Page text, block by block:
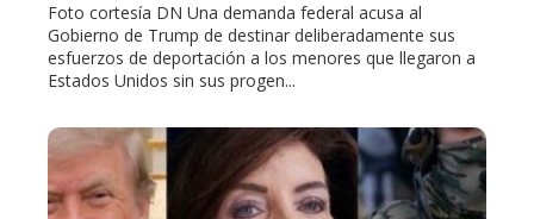
Foto cortesía DN Una demanda federal acusa al
Gobierno de Trump de destinar deliberadamente sus
esfuerzos de deportación a los menores que llegaron a
Estados Unidos sin sus progen...